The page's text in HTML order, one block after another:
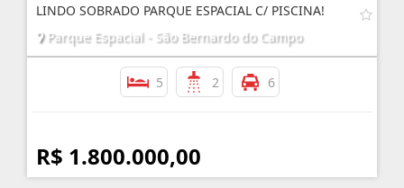
LINDO SOBRADO PARQUE ESPACIAL C/ PISCINA!
Parque Espacial - São Bernardo do Campo
5 2 6
R$ 1.800.000,00